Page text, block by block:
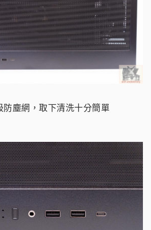
防塵網，取下清洗十分簡單